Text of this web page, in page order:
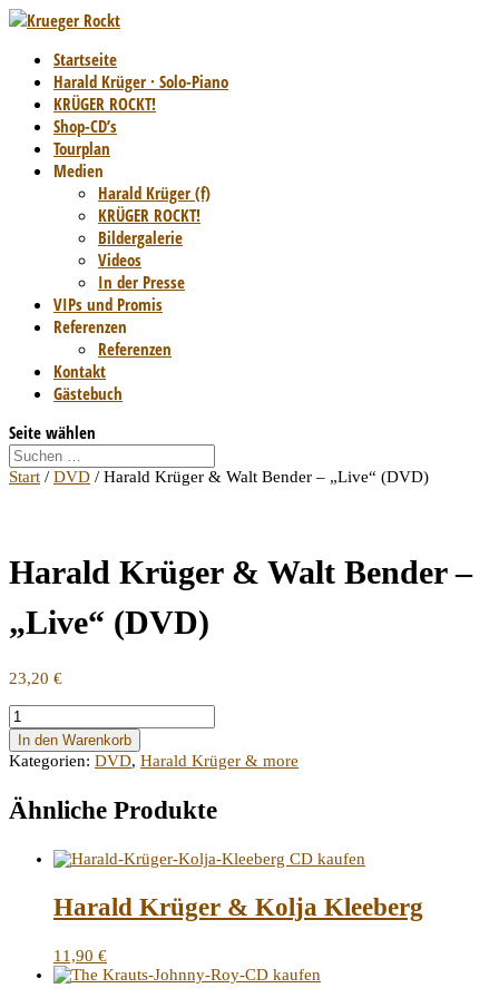
Startseite
Harald Krüger · Solo-Piano
KRÜGER ROCKT!
Shop-CD’s
Tourplan
Medien
Harald Krüger (f)
KRÜGER ROCKT!
Bildergalerie
Videos
In der Presse
VIPs und Promis
Referenzen
Referenzen
Kontakt
Gästebuch
Seite wählen
Start / DVD / Harald Krüger & Walt Bender – „Live“ (DVD)
Harald Krüger & Walt Bender –
„Live“ (DVD)
23,20 €
Harald
Krüger
&
Walt
-
Menge
In den Warenkorb
Kategorien: DVD, Harald Krüger & more
Ähnliche Produkte
Harald Krüger & Kolja Kleeberg
11,90 €